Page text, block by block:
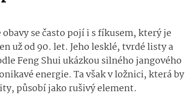
se často pojí i s fíkusem, který je
už od 90. let. Jeho lesklé, tvrdé listy a
Feng Shui ukázkou silného jangového
energie. Ta však v ložnici, která by
působí jako rušivý element.